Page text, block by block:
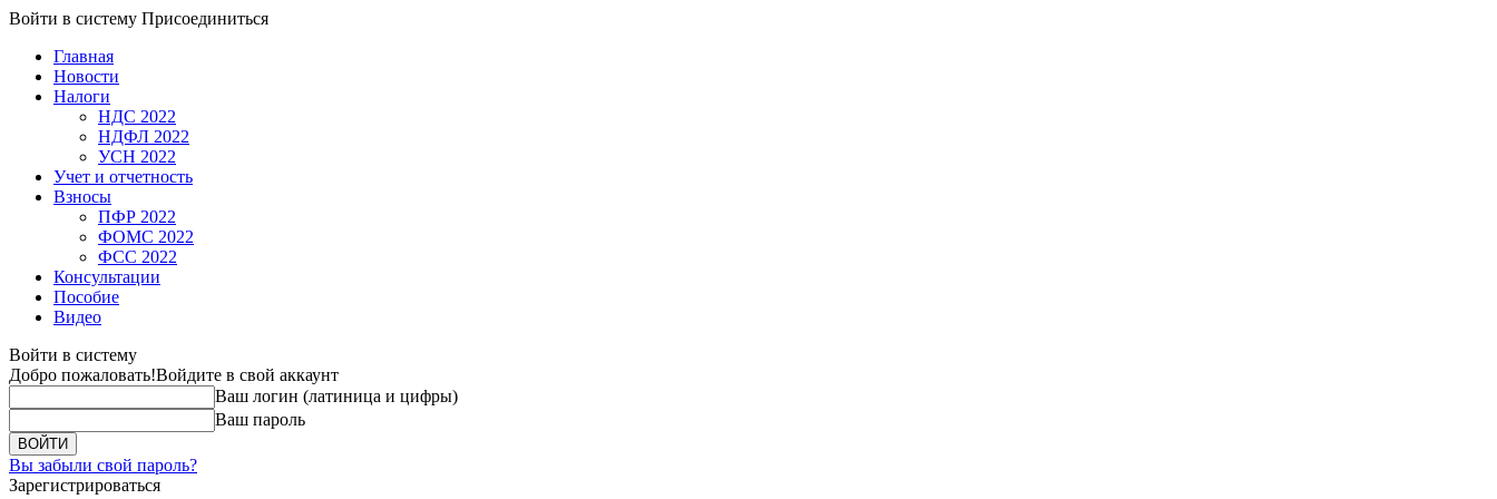
Войти в систему Присоединиться
Главная
Новости
Налоги
НДС 2022
НДФЛ 2022
УСН 2022
Учет и отчетность
Взносы
ПФР 2022
ФОМС 2022
ФСС 2022
Консультации
Пособие
Видео
Войти в систему
Добро пожаловать!Войдите в свой аккаунт
Ваш логин (латиница и цифры)
Ваш пароль
Вы забыли свой пароль?
Зарегистрироваться